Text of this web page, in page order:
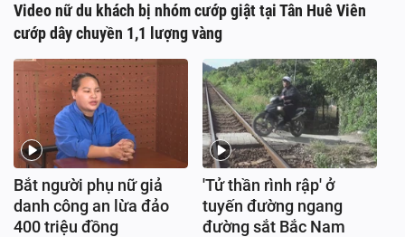
Video nữ du khách bị nhóm cướp giật tại Tân Huê Viên
cướp dây chuyền 1,1 lượng vàng
Bắt người phụ nữ giả
danh công an lừa đảo
400 triệu đồng
'Tử thần rình rập' ở
tuyến đường ngang
đường sắt Bắc Nam